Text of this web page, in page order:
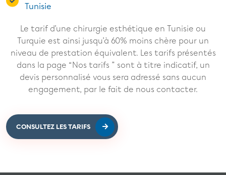
Tunisie
Le tarif d’une chirurgie esthétique en Tunisie ou
Turquie est ainsi jusqu’à 60% moins chère pour un
niveau de prestation équivalent. Les tarifs présentés
dans la page “Nos tarifs ” sont à titre indicatif, un
devis personnalisé vous sera adressé sans aucun
engagement, par le fait de nous contacter.
CONSULTEZ LES TARIFS